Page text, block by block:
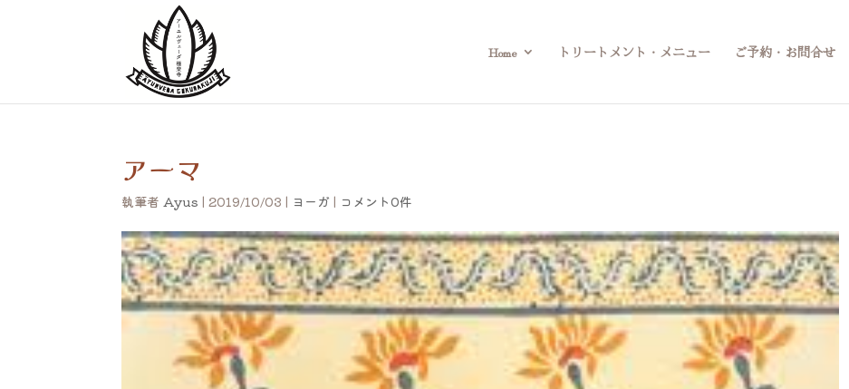
Home トリートメント・メニュー ご予約・お問合せ
アーマ
執筆者Ayus |2019/10/03 | ヨーガ | コメント0件